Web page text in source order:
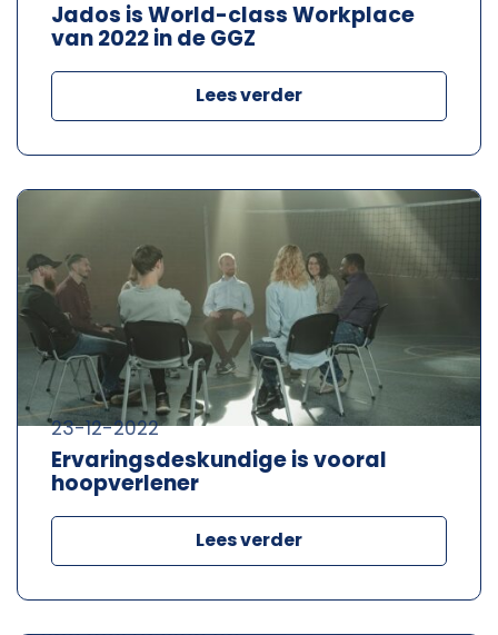
Jados is World-class Workplace
van 2022 in de GGZ
Lees verder
Ervaringsdeskundige is vooral
hoopverlener
23-12-2022
Lees verder